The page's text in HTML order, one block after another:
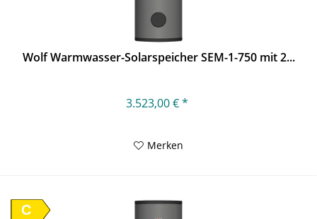
Wolf Warmwasser-Solarspeicher SEM-1-750 mit 2...
3.523,00 € *
Merken
C